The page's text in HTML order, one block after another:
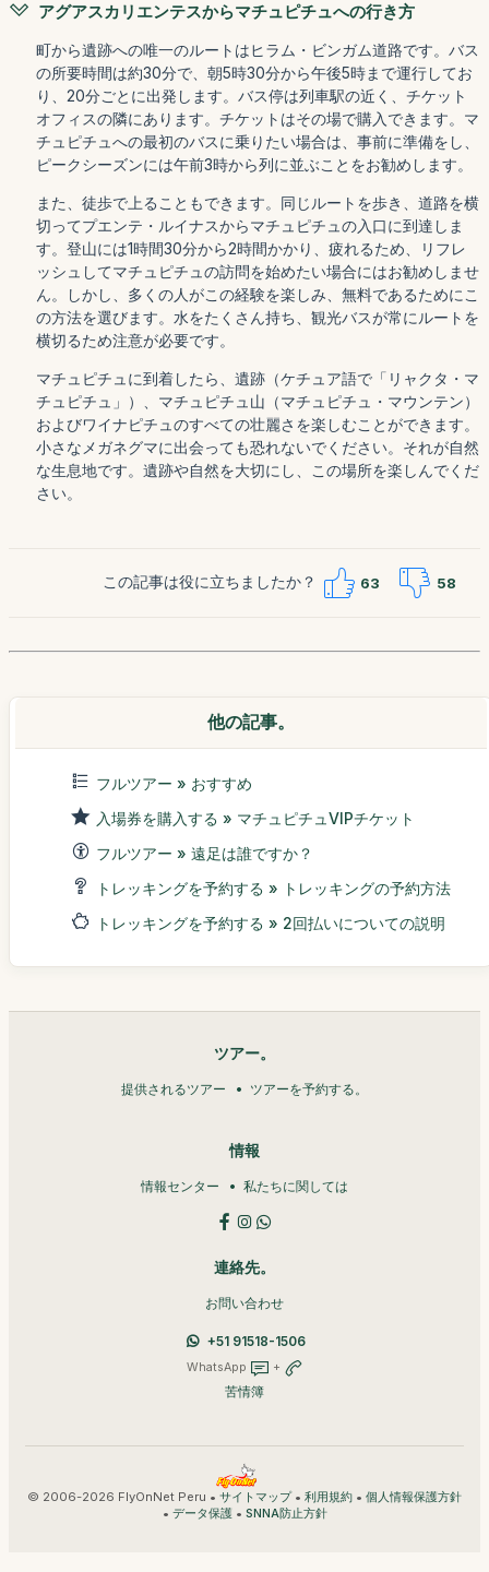
アグアスカリエンテスからマチュピチュへの行き方
町から遺跡への唯一のルートはヒラム・ビンガム道路です。バス
の所要時間は約30分で、朝5時30分から午後5時まで運行してお
り、20分ごとに出発します。バス停は列車駅の近く、チケット
オフィスの隣にあります。チケットはその場で購入できます。マ
チュピチュへの最初のバスに乗りたい場合は、事前に準備をし、
ピークシーズンには午前3時から列に並ぶことをお勧めします。
また、徒歩で上ることもできます。同じルートを歩き、道路を横
切ってプエンテ・ルイナスからマチュピチュの入口に到達しま
す。登山には1時間30分から2時間かかり、疲れるため、リフレ
ッシュしてマチュピチュの訪問を始めたい場合にはお勧めしませ
ん。しかし、多くの人がこの経験を楽しみ、無料であるためにこ
の方法を選びます。水をたくさん持ち、観光バスが常にルートを
横切るため注意が必要です。
マチュピチュに到着したら、遺跡（ケチュア語で「リャクタ・マ
チュピチュ」）、マチュピチュ山（マチュピチュ・マウンテン）
およびワイナピチュのすべての壮麗さを楽しむことができます。
小さなメガネグマに出会っても恐れないでください。それが自然
な生息地です。遺跡や自然を大切にし、この場所を楽しんでくだ
さい。
この記事は役に立ちましたか？ 63 58
他の記事。
フルツアー » おすすめ
入場券を購入する » マチュピチュVIPチケット
フルツアー » 遠足は誰ですか？
トレッキングを予約する » トレッキングの予約方法
トレッキングを予約する » 2回払いについての説明
ツアー。
提供されるツアー ツアーを予約する。
情報
情報センター 私たちに関しては
連絡先。
お問い合わせ
+51 91518-1506
WhatsApp +
苦情簿
© 2006-2026 FlyOnNet Peru • サイトマップ• 利用規約 • 個人情報保護方針
• データ保護• SNNA防止方針